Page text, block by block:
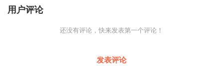
用户评论
还没有评论，快来发表第一个评论！
发表评论